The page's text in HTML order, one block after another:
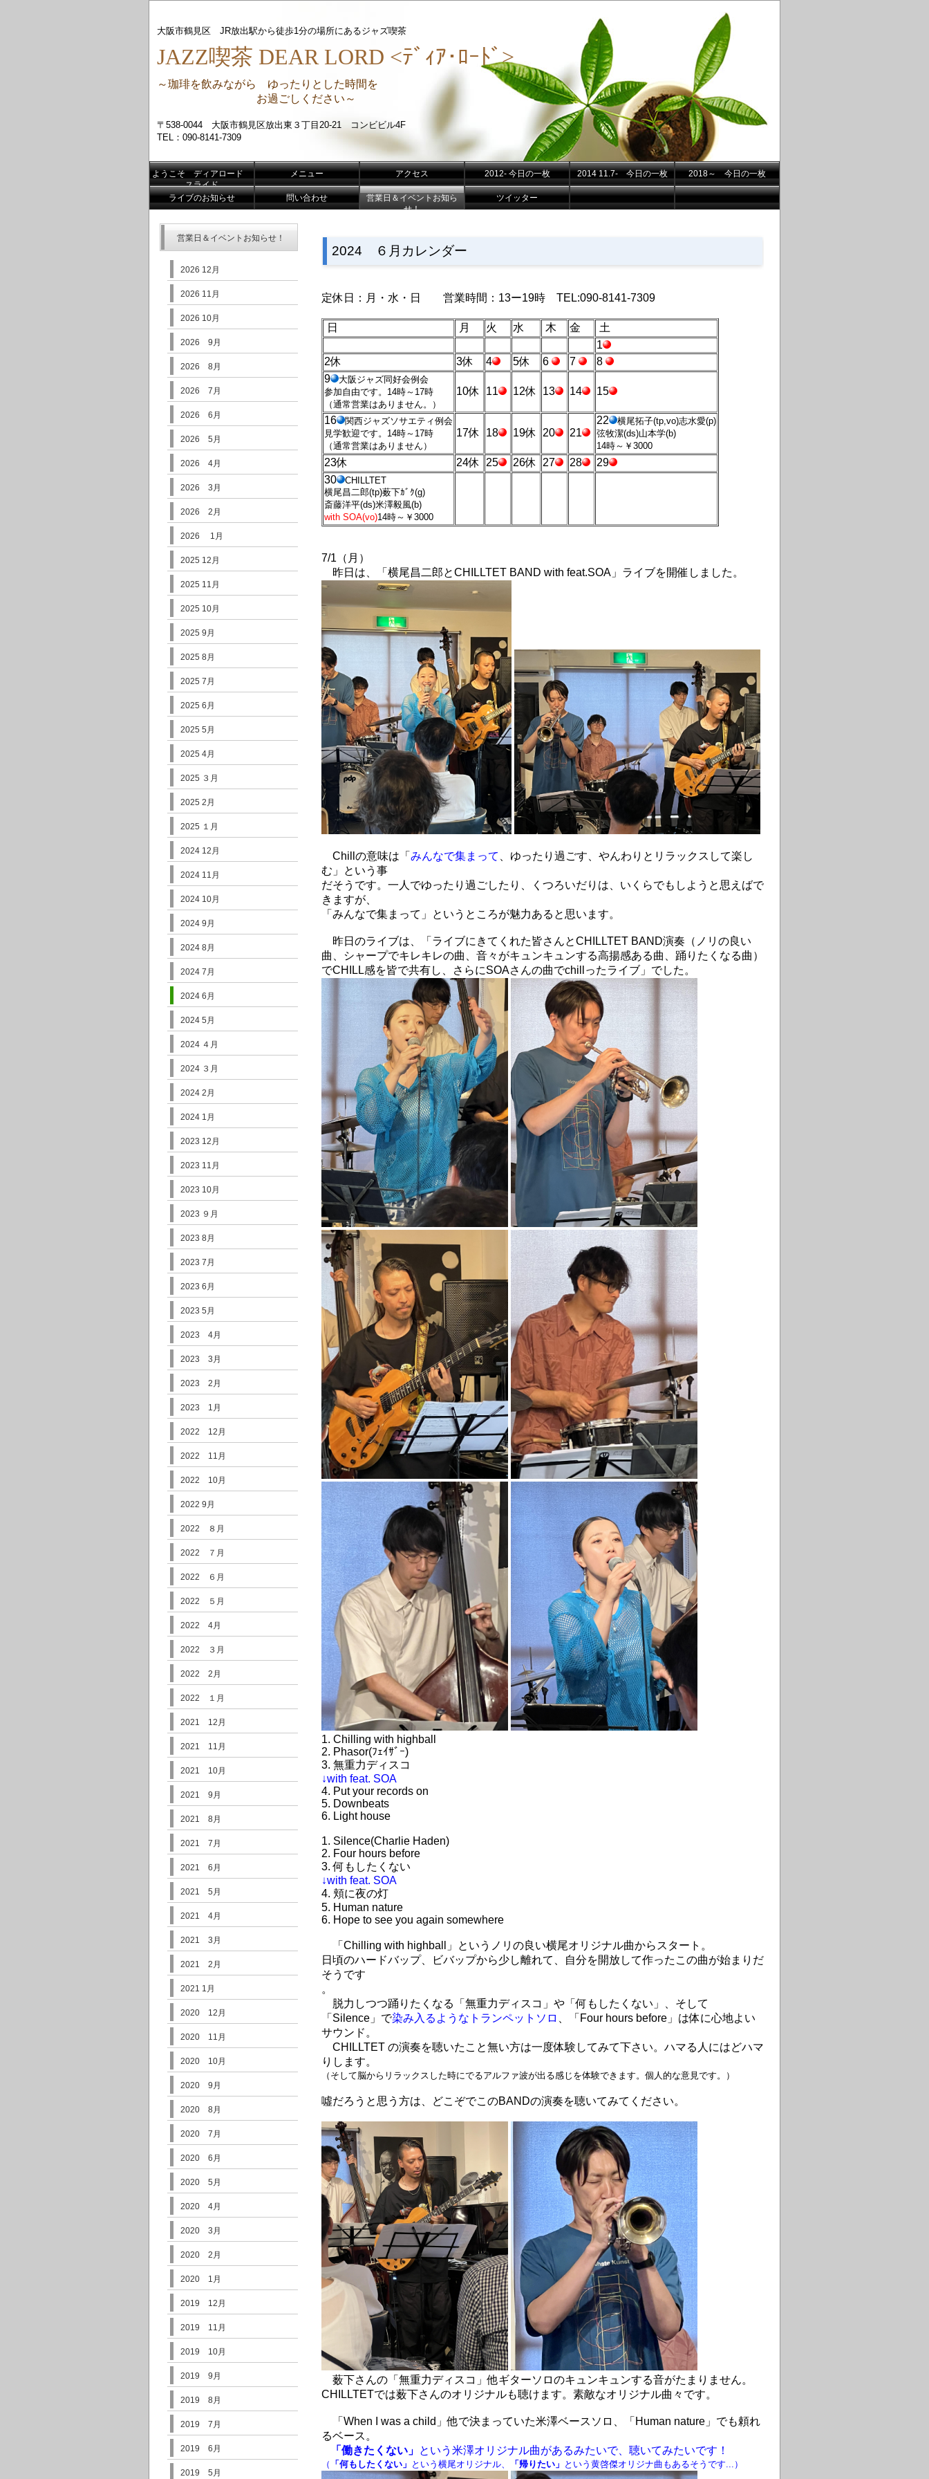
大阪市鶴見区 JR放出駅から徒歩1分の場所にあるジャズ喫茶
JAZZ喫茶 DEAR LORD <ﾃﾞｨｱ･ﾛｰﾄﾞ>
～珈琲を飲みながら ゆったりとした時間を
お過ごしください～
〒538-0044 大阪市鶴見区放出東３丁目20-21 コンビビル4F
TEL：090-8141-7309
ようこそ ディアロード
スライド
メニュー アクセス 2012- 今日の一枚 2014 11.7- 今日の一枚 2018～ 今日の一枚
ライブのお知らせ 問い合わせ
営業日＆イベントお知ら
せ！
ツイッター
2024 ６月カレンダー
定休日：月・水・日 営業時間：13ー19時 TEL:090-8141-7309
日 月 火 水 木 金
土
1
2休
3休 4 5休 6 7
8
9
大阪ジャズ同好会例会
参加自由です。14時～17時
（通常営業はありません。）
10休 11 12休 13 14 15
16
関西ジャズソサエティ例会
見学歓迎です。14時～17時
（通常営業はありません）
17休 18 19休 20 21
22
横尾拓子(tp,vo)志水愛(p)
弦牧潔(ds)山本学(b)
14時～￥3000
23休 24休 25 26休 27 28
29
30
CHILLTET
横尾昌二郎(tp)薮下ｶﾞｸ(g)
斎藤洋平(ds)米澤毅風(b)
with SOA(vo)14時～￥3000
7/1（月）
昨日は、「横尾昌二郎とCHILLTET BAND with feat.SOA」ライブを開催しました。
Chillの意味は「 みんなで集まって
、ゆったり過ごす、やんわりとリラックスして楽し
む」という事
だそうです。一人でゆったり過ごしたり、くつろいだりは、いくらでもしようと思えばで
きますが、
「みんなで集まって」というところが魅力あると思います。
昨日のライブは、「ライブにきてくれた皆さんとCHILLTET BAND演奏（ノリの良い
曲、シャープでキレキレの曲、音々がキュンキュンする高揚感ある曲、踊りたくなる曲）
でCHILL感を皆で共有し、さらにSOAさんの曲でchillったライブ」でした。
1. Chilling with highball
2. Phasor(ﾌｪｲｻﾞｰ)
3. 無重力ディスコ
↓with feat. SOA
4. Put your records on
5. Downbeats
6. Light house
1. Silence(Charlie Haden)
2. Four hours before
3. 何もしたくない
↓with feat. SOA
4. 頬に夜の灯
5. Human nature
6. Hope to see you again somewhere
「Chilling with highball」というノリの良い横尾オリジナル曲からスタート。
日頃のハードバップ、ビバップから少し離れて、自分を開放して作ったこの曲が始まりだ
そうです
。
脱力しつつ踊りたくなる「無重力ディスコ」や「何もしたくない」、そして
「Silence」で染み入るようなトランペットソロ
、「Four hours before」は体に心地よい
サウンド。
CHILLTET の演奏を聴いたこと無い方は一度体験してみて下さい。ハマる人にはどハマ
りします。
（そして脳からリラックスした時にでるアルファ波が出る感じを体験できます。個人的な意見です。）
噓だろうと思う方は、どこぞでこのBANDの演奏を聴いてみてください。
薮下さんの「無重力ディスコ」他ギターソロのキュンキュンする音がたまりません。
CHILLTETでは薮下さんのオリジナルも聴けます。素敵なオリジナル曲々です。
「When I was a child」他で決まっていた米澤ベースソロ、「Human nature」でも頼れ
るベース。
「働きたくない」 という米澤オリジナル曲があるみたいで、聴いてみたいです！
（ 「何もしたくない」 という横尾オリジナル、 「帰りたい」 という黄啓傑オリジナ曲もあるそうです... ）
営業日＆イベントお知らせ！
2026 12月
2026 11月
2026 10月
2026 9月
2026 8月
2026 7月
2026 6月
2026 5月
2026 4月
2026 3月
2026 2月
2026 1月
2025 12月
2025 11月
2025 10月
2025 9月
2025 8月
2025 7月
2025 6月
2025 5月
2025 4月
2025 ３月
2025 2月
2025 １月
2024 12月
2024 11月
2024 10月
2024 9月
2024 8月
2024 7月
2024 6月
2024 5月
2024 ４月
2024 ３月
2024 2月
2024 1月
2023 12月
2023 11月
2023 10月
2023 ９月
2023 8月
2023 7月
2023 6月
2023 5月
2023 4月
2023 3月
2023 2月
2023 1月
2022 12月
2022 11月
2022 10月
2022 9月
2022 ８月
2022 ７月
2022 ６月
2022 ５月
2022 4月
2022 ３月
2022 2月
2022 １月
2021 12月
2021 11月
2021 10月
2021 9月
2021 8月
2021 7月
2021 6月
2021 5月
2021 4月
2021 3月
2021 2月
2021 1月
2020 12月
2020 11月
2020 10月
2020 9月
2020 8月
2020 7月
2020 6月
2020 5月
2020 4月
2020 3月
2020 2月
2020 1月
2019 12月
2019 11月
2019 10月
2019 9月
2019 8月
2019 7月
2019 6月
2019 5月